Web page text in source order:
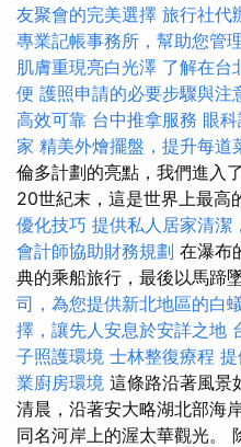
友聚會的完美選擇 旅行社代
專業記帳事務所，幫助您管
肌膚重現亮白光澤 了解在台
便 護照申請的必要步驟與注
高效可靠 台中推拿服務 眼
家 精美外燴擺盤，提升每道
倫多計劃的亮點，我們進入
20世紀末，這是世界上最高
優化技巧 提供私人居家清潔
會計師協助財務規劃 在瀑布
典的乘船旅行，最後以馬蹄
司，為您提供新北地區的白
擇，讓先人安息於安詳之地
子照護環境 士林整復療程
業廚房環境 這條路沿著風景
清晨，沿著安大略湖北部海
同名河岸上的渥太華觀光。